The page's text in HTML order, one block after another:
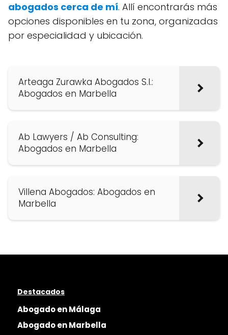
abogados cerca de mí. Allí encontrarás más
opciones disponibles en tu zona, organizadas
por especialidad y ubicación.
Arteaga Zurawka Abogados S.l.:
Abogados en Marbella
Ab Lawyers / Ab Consulting:
Abogados en Marbella
Villena Abogados: Abogados en
Marbella
Destacados
Abogado en Málaga
Abogado en Marbella